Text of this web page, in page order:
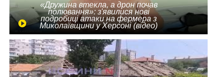
«Дружина втекла, а дрон почав
полювання»: з'явилися нові
подробиці атаки на фермера з
Миколаївщини у Херсоні (відео)